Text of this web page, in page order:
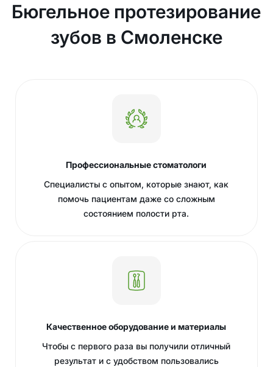
Бюгельное протезирование
зубов в Смоленске
Профессиональные стоматологи
Специалисты с опытом, которые знают, как
помочь пациентам даже со сложным
состоянием полости рта.
Качественное оборудование и материалы
Чтобы с первого раза вы получили отличный
результат и с удобством пользовались